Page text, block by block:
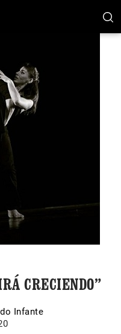
CRECIENDO”
Infante